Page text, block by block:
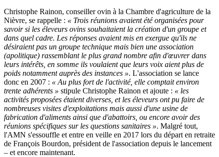
Christophe Rainon, conseiller ovin à la Chambre d'agriculture de la
Nièvre, se rappelle : « Trois réunions avaient été organisées pour
savoir si les éleveurs ovins souhaitaient la création d'un groupe et
dans quel cadre. Les réponses avaient mis en exergue qu'ils ne
désiraient pas un groupe technique mais bien une association
(apolitique) rassemblant le plus grand nombre afin d'œuvrer dans
leurs intérêts, en somme ils voulaient que leurs voix aient plus de
poids notamment auprès des instances ». L'association se lance
donc en 2007 : « Au plus fort de l'activité, elle comptait environ
trente adhérents » stipule Christophe Rainon et ajoute : « les
activités proposées étaient diverses, et les éleveurs ont pu faire de
nombreuses visites d'exploitations mais aussi d'une usine de
fabrication d'aliments ainsi que d'abattoirs, ou encore avoir des
réunions spécifiques sur les questions sanitaires ». Malgré tout,
l'AMN s'essouffle et entre en veille en 2017 lors du départ en retraite
de François Bourdon, président de l'association depuis le lancement
– et encore maintenant.